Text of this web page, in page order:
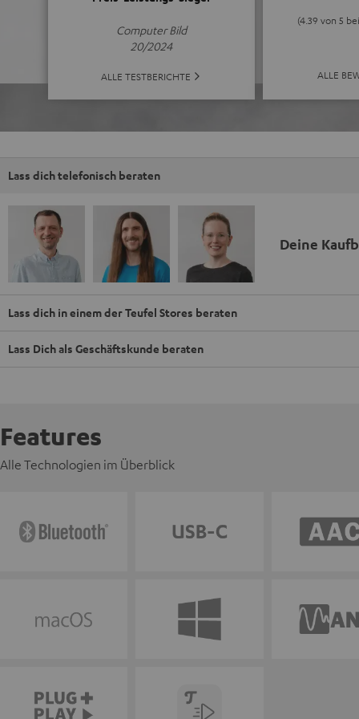
Computer Bild
20/2024
ALLE TESTBERICHTE
(4.39 von 5
ALLE
Lass dich telefonisch beraten
Deine
Lass dich in einem der Teufel Stores beraten
Lass Dich als Geschäftskunde beraten
Features
Alle Technologien im Überblick